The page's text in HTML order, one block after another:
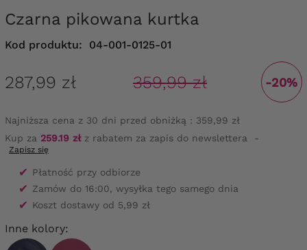
Czarna pikowana kurtka
Kod produktu: 04-001-0125-01
287,99 zł 359,99 zł -20%
Najniższa cena z 30 dni przed obniżką : 359,99 zł
Kup za 259.19 złz rabatem za zapis do newslettera -
Zapisz się
✔ Płatność przy odbiorze
✔ Zamów do 16:00, wysyłka tego samego dnia
✔ Koszt dostawy od 5,99 zł
Inne kolory: